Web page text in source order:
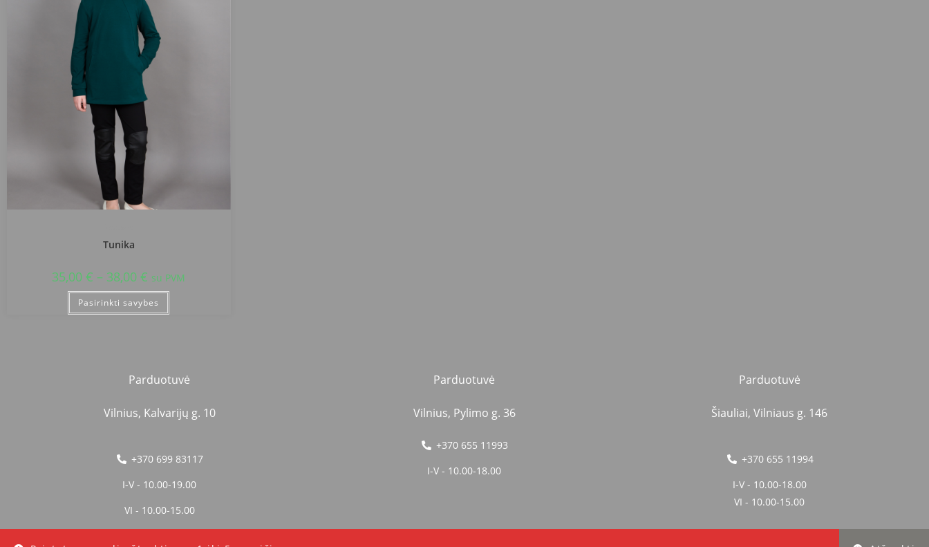
Tunika
35,00€ – 38,00€ su PVM
Pasirinkti savybes
Parduotuvė
Vilnius, Kalvarijų g. 10
+370 699 83117
I-V - 10.00-19.00
VI - 10.00-15.00
Parduotuvė
Vilnius, Pylimo g. 36
+370 655 11993
I-V - 10.00-18.00
Parduotuvė
Šiauliai, Vilniaus g. 146
+370 655 11994
I-V - 10.00-18.00
VI - 10.00-15.00